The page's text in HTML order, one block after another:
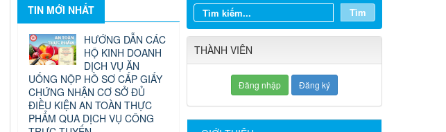
Tìm
THÀNH VIÊN
Đăng nhập Đăng ký
TIN MỚI NHẤT
HƯỚNG DẪN CÁC
HỘ KINH DOANH
DỊCH VỤ ĂN
UỐNG NỘP HỒ SƠ CẤP GIẤY
CHỨNG NHẬN CƠ SỞ ĐỦ
ĐIỀU KIỆN AN TOÀN THỰC
PHẨM QUA DỊCH VỤ CÔNG